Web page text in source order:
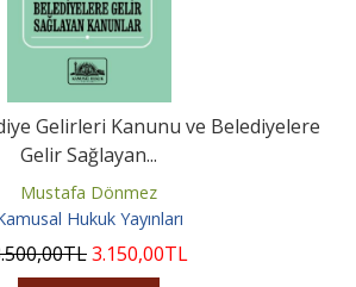
Gelirleri Kanunu ve Belediyelere
Gelir Sağlayan...
Mustafa Dönmez
Hukuk Yayınları
,00TL3.150,00TL